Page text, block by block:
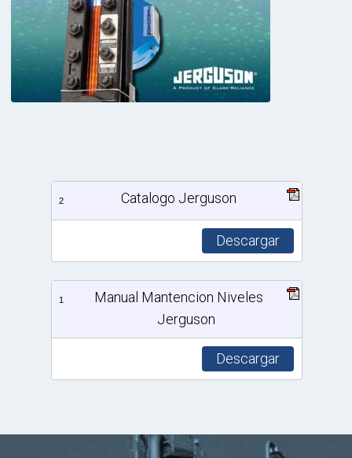
2 Catalogo Jerguson
Descargar
1
Manual Mantencion Niveles
Jerguson
Descargar